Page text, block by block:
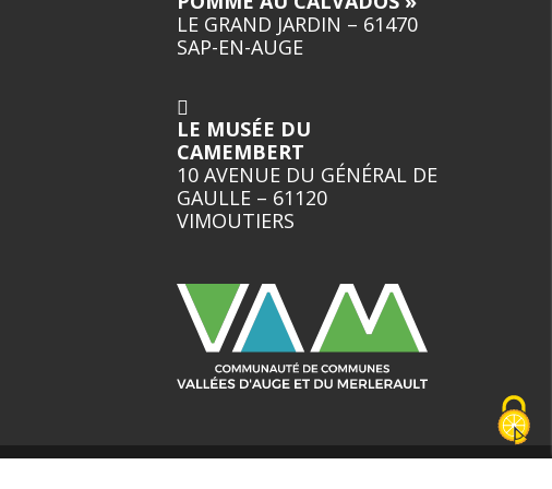
LE GRAND JARDIN – 61470
SAP-EN-AUGE
LE MUSÉE DU
CAMEMBERT
10 AVENUE DU GÉNÉRAL DE
GAULLE – 61120
VIMOUTIERS